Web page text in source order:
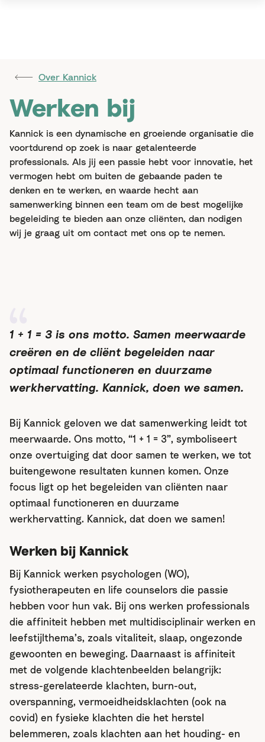
Over Kannick
Werken bij
Kannick is een dynamische en groeiende organisatie die
voortdurend op zoek is naar getalenteerde
professionals. Als jij een passie hebt voor innovatie, het
vermogen hebt om buiten de gebaande paden te
denken en te werken, en waarde hecht aan
samenwerking binnen een team om de best mogelijke
begeleiding te bieden aan onze cliënten, dan nodigen
wij je graag uit om contact met ons op te nemen.
1 + 1 = 3 is ons motto. Samen meerwaarde
creëren en de cliënt begeleiden naar
optimaal functioneren en duurzame
werkhervatting. Kannick, doen we samen.
Bij Kannick geloven we dat samenwerking leidt tot
meerwaarde. Ons motto, “1 + 1 = 3”, symboliseert
onze overtuiging dat door samen te werken, we tot
buitengewone resultaten kunnen komen. Onze
focus ligt op het begeleiden van cliënten naar
optimaal functioneren en duurzame
werkhervatting. Kannick, dat doen we samen!
Werken bij Kannick
Bij Kannick werken psychologen (WO),
fysiotherapeuten en life counselors die passie
hebben voor hun vak. Bij ons werken professionals
die affiniteit hebben met multidisciplinair werken en
leefstijlthema’s, zoals vitaliteit, slaap, ongezonde
gewoonten en beweging. Daarnaast is affiniteit
met de volgende klachtenbeelden belangrijk:
stress-gerelateerde klachten, burn-out,
overspanning, vermoeidheidsklachten (ook na
covid) en fysieke klachten die het herstel
belemmeren, zoals klachten aan het houding- en